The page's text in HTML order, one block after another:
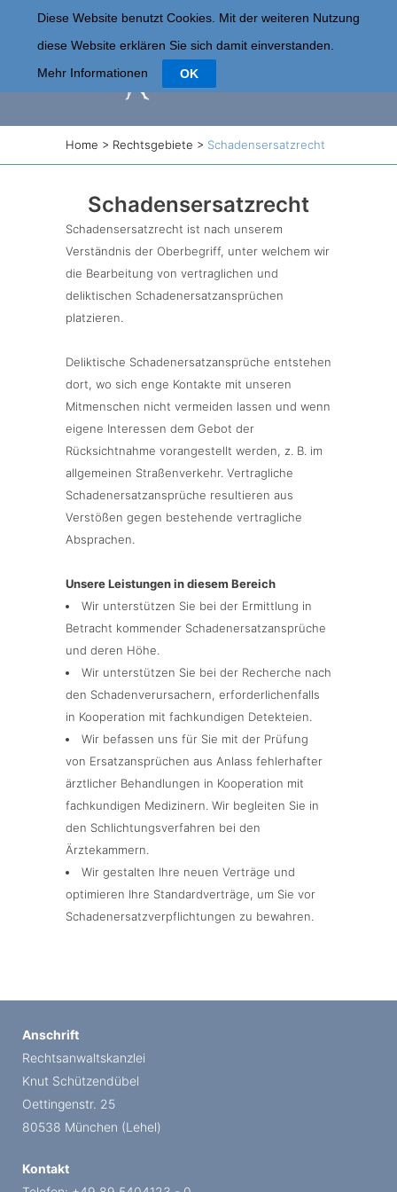
Home > Rechtsgebiete > Schadensersatzrecht
Schadensersatzrecht
Schadensersatzrecht ist nach unserem
Verständnis der Oberbegriff, unter welchem wir
die Bearbeitung von vertraglichen und
deliktischen Schadenersatzansprüchen
platzieren.
Deliktische Schadenersatzansprüche entstehen
dort, wo sich enge Kontakte mit unseren
Mitmenschen nicht vermeiden lassen und wenn
eigene Interessen dem Gebot der
Rücksichtnahme vorangestellt werden, z. B. im
allgemeinen Straßenverkehr. Vertragliche
Schadenersatzansprüche resultieren aus
Verstößen gegen bestehende vertragliche
Absprachen.
Unsere Leistungen in diesem Bereich
Wir unterstützen Sie bei der Ermittlung in
Betracht kommender Schadenersatzansprüche
und deren Höhe.
Wir unterstützen Sie bei der Recherche nach
den Schadenverursachern, erforderlichenfalls
in Kooperation mit fachkundigen Detekteien.
Wir befassen uns für Sie mit der Prüfung
von Ersatzansprüchen aus Anlass fehlerhafter
ärztlicher Behandlungen in Kooperation mit
fachkundigen Medizinern. Wir begleiten Sie in
den Schlichtungsverfahren bei den
Ärztekammern.
Wir gestalten Ihre neuen Verträge und
optimieren Ihre Standardverträge, um Sie vor
Schadenersatzverpflichtungen zu bewahren.
Anschrift
Rechtsanwaltskanzlei
Knut Schützendübel
Oettingenstr. 25
80538 München (Lehel)
Kontakt
Diese Website benutzt Cookies. Mit der weiteren Nutzung
diese Website erklären Sie sich damit einverstanden.
Mehr Informationen
OK